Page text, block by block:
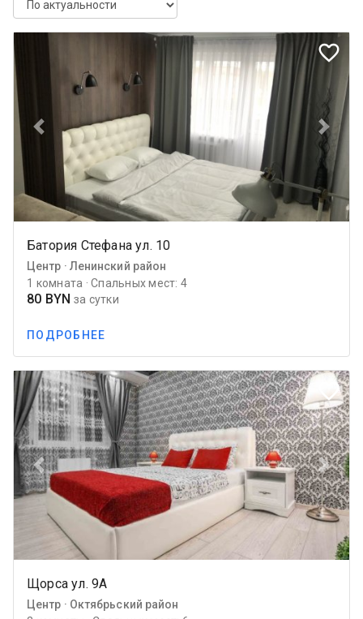
favorite_border
Previous Next
Батория Стефана ул. 10
Центр · Ленинский район
1 комната · Спальных мест: 4
80 BYN за сутки
ПОДРОБНЕЕ
favorite_border
Previous Next
Щорса ул. 9А
Центр · Октябрьский район